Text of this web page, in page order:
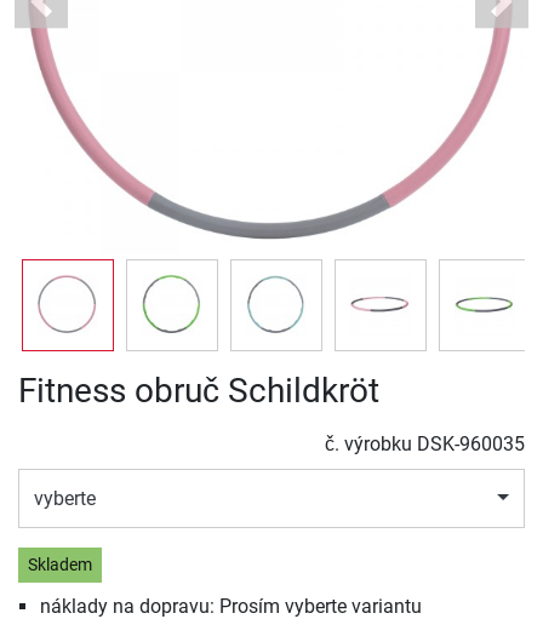
Previous Next
Fitness obruč Schildkröt
č. výrobku DSK-960035
vyberte
Skladem
náklady na dopravu: Prosím vyberte variantu